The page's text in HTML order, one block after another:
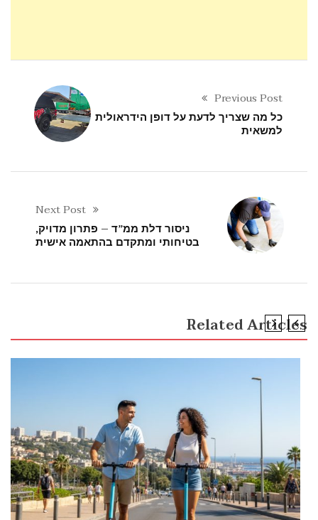
Previous Post
כל מה שצריך לדעת על דופן הידראולית
למשאית
Next Post
ניסור דלת ממ”ד – פתרון מדויק,
בטיחותי ומתקדם בהתאמה אישית
Related Articles